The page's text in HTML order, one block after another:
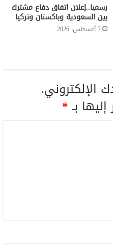
رسميا..إعلان اتفاق دفاع مشترك
بين السعودية وباكستان وتركيا
7 أغسطس، 2026
الإلكتروني.
بـ*